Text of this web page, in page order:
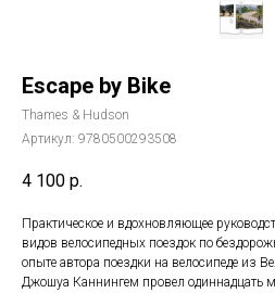
Escape by Bike
Thames & Hudson
Артикул: 9780500293508
4 100 р.
Практическое и вдохновляющее
видов велосипедных поездок по
опыте автора поездки на велосипеде из
Джошуа Каннингем провел одиннадцать